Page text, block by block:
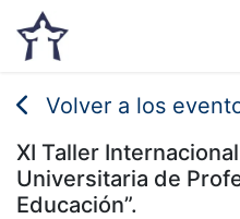
Volver a los
XI Taller
Universitaria de
Educación”.